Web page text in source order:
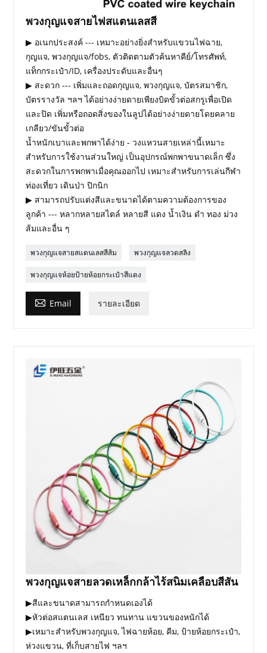
พวงกุญแจสายไฟสแตนเลสสี
▶ อเนกประสงค์ --- เหมาะอย่างยิ่งสำหรับแขวนไฟฉาย,
กุญแจ, พวงกุญแจ/fobs, ตัวติดตามตัวค้นหาคีย์/โทรศัพท์,
แท็กกระเป๋า/ID, เครื่องประดับและอื่นๆ
▶ สะดวก --- เพิ่มและถอดกุญแจ, พวงกุญแจ, บัตรสมาชิก,
บัตรรางวัล ฯลฯ ได้อย่างง่ายดายเพียงบิดขั้วต่อสกรูเพื่อเปิด
และปิด เพิ่มหรือถอดสิ่งของในลูปได้อย่างง่ายดายโดยคลาย
เกลียว/ขันขั้วต่อ
น้ำหนักเบาและพกพาได้ง่าย - วงแหวนสายเหล่านี้เหมาะ
สำหรับการใช้งานส่วนใหญ่ เป็นอุปกรณ์พกพาขนาดเล็ก ซึ่ง
สะดวกในการพกพาเมื่อคุณออกไป เหมาะสำหรับการเล่นกีฬา
ท่องเที่ยว เดินป่า ปิกนิก
▶ สามารถปรับแต่งสีและขนาดได้ตามความต้องการของ
ลูกค้า --- หลากหลายสไตล์ หลายสี แดง น้ำเงิน ดำ ทอง ม่วง
ส้มและอื่น ๆ
พวงกุญแจสายสแตนเลสสีส้ม พวงกุญแจลวดสลิง
พวงกุญแจห้อยป้ายห้อยกระเป๋าสีแดง
 Email รายละเอียด
พวงกุญแจสายลวดเหล็กกล้าไร้สนิมเคลือบสีสัน
▶สีและขนาดสามารถกำหนดเองได้
▶หัวต่อสแตนเลส เหนียว ทนทาน แขวนของหนักได้
▶เหมาะสำหรับพวงกุญแจ, ไฟฉายห้อย, คีม, ป้ายห้อยกระเป๋า,
ห่วงแขวน, ที่เก็บสายไฟ ฯลฯ